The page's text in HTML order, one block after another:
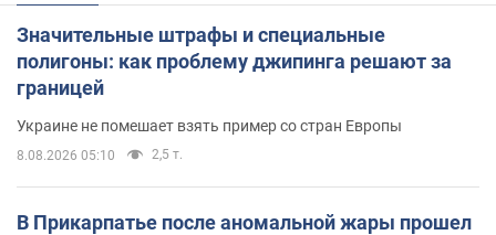
Значительные штрафы и специальные
полигоны: как проблему джипинга решают за
границей
Украине не помешает взять пример со стран Европы
8.08.2026 05:10 2,5 т.
В Прикарпатье после аномальной жары прошел